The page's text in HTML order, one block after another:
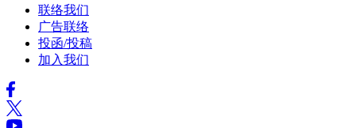
联络我们
广告联络
投函/投稿
加入我们